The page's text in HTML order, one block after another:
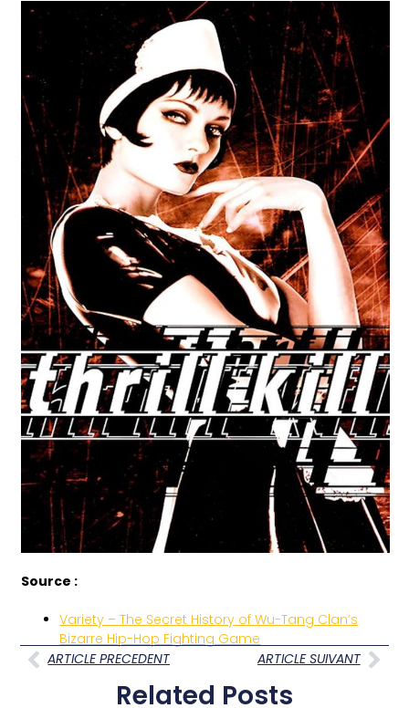
Source :
Variety – The Secret History of Wu-Tang Clan’s
Bizarre Hip-Hop Fighting Game
ARTICLE PRECEDENT
ARTICLE SUIVANT
Related Posts